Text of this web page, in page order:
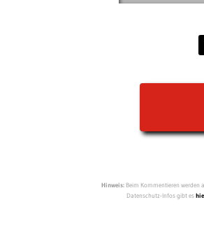
Hinweis:Beim Kommentieren werden
Datenschutz-Infos gibt es